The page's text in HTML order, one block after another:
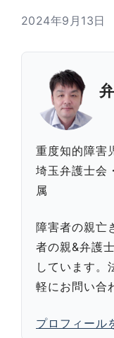
2024年9月13日
重度知的障害
埼玉弁護士会
属
障害者の親亡
者の親&弁護
しています。
軽にお問い合
プロフィール